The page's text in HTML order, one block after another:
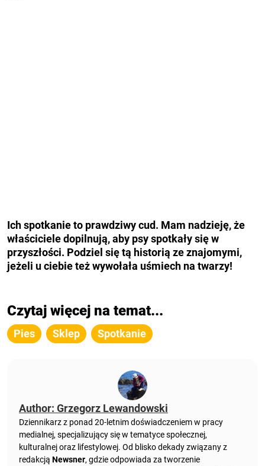
Ich spotkanie to prawdziwy cud. Mam nadzieję, że
właściciele dopilnują, aby psy spotkały się w
przyszłości. Podziel się tą historią ze znajomymi,
jeżeli u ciebie też wywołała uśmiech na twarzy!
Czytaj więcej na temat...
Pies Sklep Spotkanie
Author: Grzegorz Lewandowski
Dziennikarz z ponad 20-letnim doświadczeniem w pracy
medialnej, specjalizujący się w tematyce społecznej,
kulturalnej oraz lifestylowej. Od blisko dekady związany z
redakcją Newsner, gdzie odpowiada za tworzenie